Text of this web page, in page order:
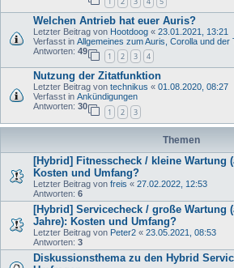
Welchen Antrieb hat euer Auris?
Letzter Beitrag von Hootdoog « 23.01.2021, 13:21
Verfasst in Allgemeines zum Auris, Corolla und der
Antworten: 49
1 2 3 4
Nutzung der Zitatfunktion
Letzter Beitrag von technikus « 01.08.2020, 08:27
Verfasst in Ankündigungen
Antworten: 30
1 2 3
Themen
[Hybrid] Fitnesscheck / kleine Wartung
Kosten und Umfang?
Letzter Beitrag von freis « 27.02.2022, 12:53
Antworten: 6
[Hybrid] Servicecheck / große Wartung
Jahre): Kosten und Umfang?
Letzter Beitrag von Peter2 « 23.05.2021, 08:53
Antworten: 3
Diskussionsthema zu den Hybrid